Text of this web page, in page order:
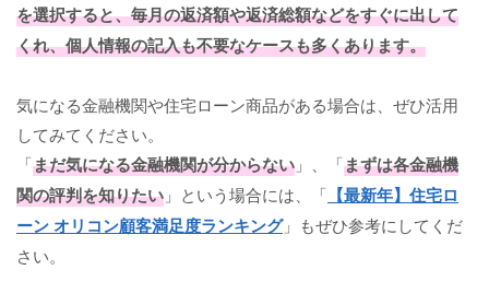
を選択すると、毎月の返済額や返済総額などをすぐに出して
くれ、個人情報の記入も不要なケースも多くあります。
気になる金融機関や住宅ローン商品がある場合は、ぜひ活用
してみてください。
「まだ気になる金融機関が分からない 」、「まずは各金融機
関の評判を知りたい 」という場合には、「 【最新年】住宅ロ
ーン オリコン顧客満足度ランキング」もぜひ参考にしてくだ
さい。